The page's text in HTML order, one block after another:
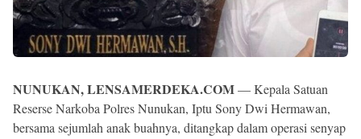
NUNUKAN, LENSAMERDEKA.COM— Kepala Satuan
Reserse Narkoba Polres Nunukan, Iptu Sony Dwi Hermawan,
bersama sejumlah anak buahnya, ditangkap dalam operasi senyap